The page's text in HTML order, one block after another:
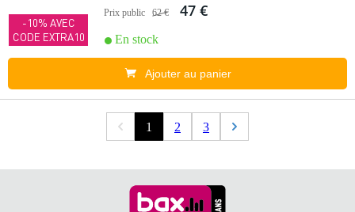
-10% AVEC
CODE EXTRA10
Prix public 62 € 47 €
En stock
Ajouter au panier
1 2 3